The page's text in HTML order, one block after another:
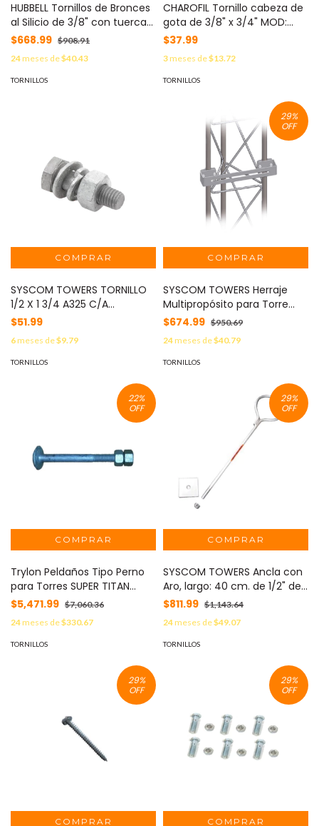
HUBBELL Tornillos de Bronces
al Silicio de 3/8" con tuerca
hexagonal y rondana. MOD:
HUB-TMH-269
$668.99 $908.91
24meses de$40.43
TORNILLOS
CHAROFIL Tornillo cabeza de
gota de 3/8" x 3/4" MOD:
CH-TCG-9-19
$37.99
3meses de$13.72
TORNILLOS
SYSCOM TOWERS TORNILLO
1/2 X 1 3/4 A325 C/A
PRESION/A PLANA/TUERCA
MOD: TORN-1/2X13/4
$51.99
6meses de$9.79
TORNILLOS
29%
OFF
SYSCOM TOWERS Herraje
Multipropósito para Torre
STZ30G. Ideal para
Instalación de PTZ o Bullet en
Torre. MOD: SHU-PTZ-30
$674.99 $950.69
24meses de$40.79
TORNILLOS
22%
OFF
Trylon Peldaños Tipo Perno
para Torres SUPER TITAN
Secciones 1 a 12. Kit con 10
pzas. MOD: TRY-ST-STEP10
$5,471.99 $7,060.36
24meses de$330.67
TORNILLOS
29%
OFF
SYSCOM TOWERS Ancla con
Aro, largo: 40 cm. de 1/2" de
espesor para Losa o Pared.
Galvanizado por Inmersión.
MOD: SAP-01-SG
$811.99 $1,143.64
24meses de$49.07
TORNILLOS
29%
OFF
29%
OFF